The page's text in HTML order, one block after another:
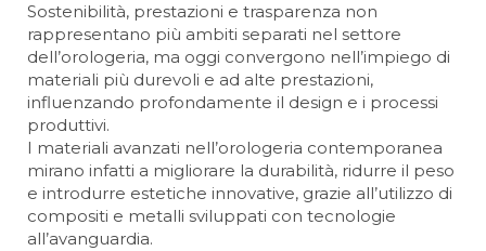
Sostenibilità, prestazioni e trasparenza non
rappresentano più ambiti separati nel settore
dell’orologeria, ma oggi convergono nell’impiego di
materiali più durevoli e ad alte prestazioni,
influenzando profondamente il design e i processi
produttivi.
I materiali avanzati nell’orologeria contemporanea
mirano infatti a migliorare la durabilità, ridurre il peso
e introdurre estetiche innovative, grazie all’utilizzo di
compositi e metalli sviluppati con tecnologie
all’avanguardia.